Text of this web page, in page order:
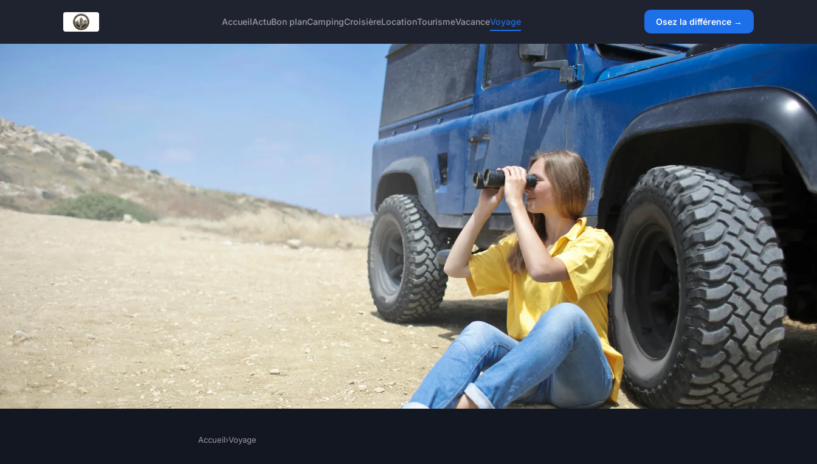
AccueilActuBon planCampingCroisièreLocationTourismeVacanceVoyage Osez la différence →
Accueil›Voyage